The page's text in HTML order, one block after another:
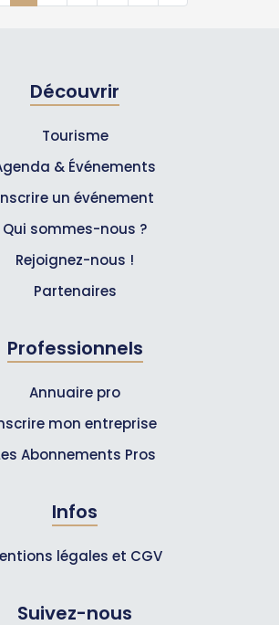
Découvrir
Tourisme
& Événements
un événement
Qui sommes-nous ?
Rejoignez-nous !
Partenaires
Professionnels
Annuaire pro
mon entreprise
Abonnements Pros
Infos
légales et CGV
Suivez-nous